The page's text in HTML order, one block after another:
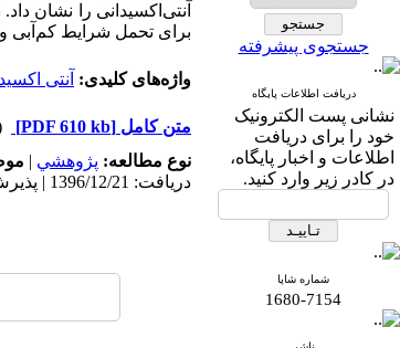
جستجوی پیشرفته
دریافت اطلاعات پایگاه
نشانی پست الکترونیک
خود را برای دریافت
اطلاعات و اخبار پایگاه،
در کادر زیر وارد کنید.
شماره شاپا
1680-7154
آنتی‌اکسیدانی را نشان
برای تحمل شرایط کم‌‌آبی
واژه‌های کلیدی: آنتی
متن کامل [PDF 610 kb]
نوع مطالعه: پژوهشي |
دریافت: 1396/12/21 | پذیرش: 1396/12/21 | انتشار: 1396/12/21